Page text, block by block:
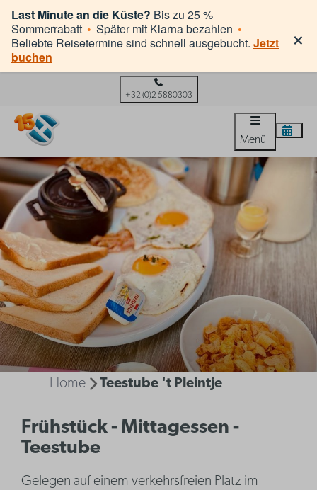
Last Minute an die Küste? Bis zu 25 %
Sommerrabatt • Später mit Klarna bezahlen •
Beliebte Reisetermine sind schnell ausgebucht. Jetzt
buchen
×
+32 (0)2 5880303
Menü
Home Teestube 't Pleintje
Frühstück - Mittagessen -
Teestube
Gelegen auf einem verkehrsfreien Platz im